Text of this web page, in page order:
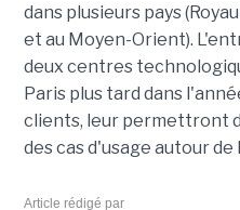
dans plusieurs pays
et au Moyen-Orient).
deux centres
Paris plus tard dans
clients, leur permettront
des cas d'usage autour de
Article rédigé par